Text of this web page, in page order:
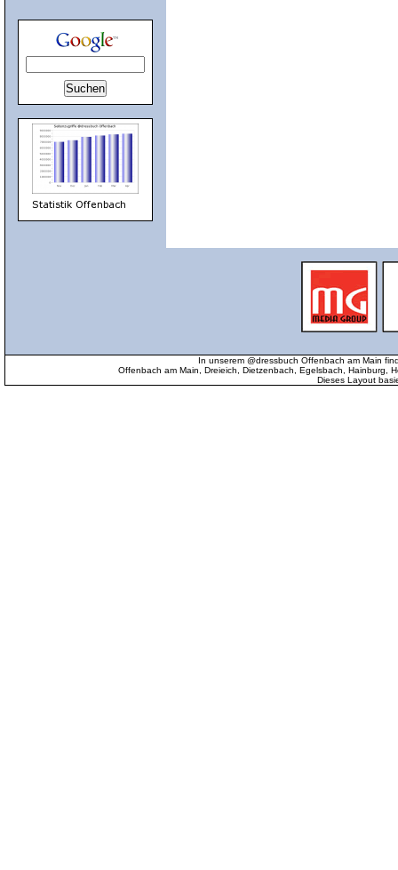
In unserem @dressbuch Offenbach am Main
Offenbach am Main, Dreieich, Dietzenbach, Egelsbach, Hainburg,
Dieses Layout